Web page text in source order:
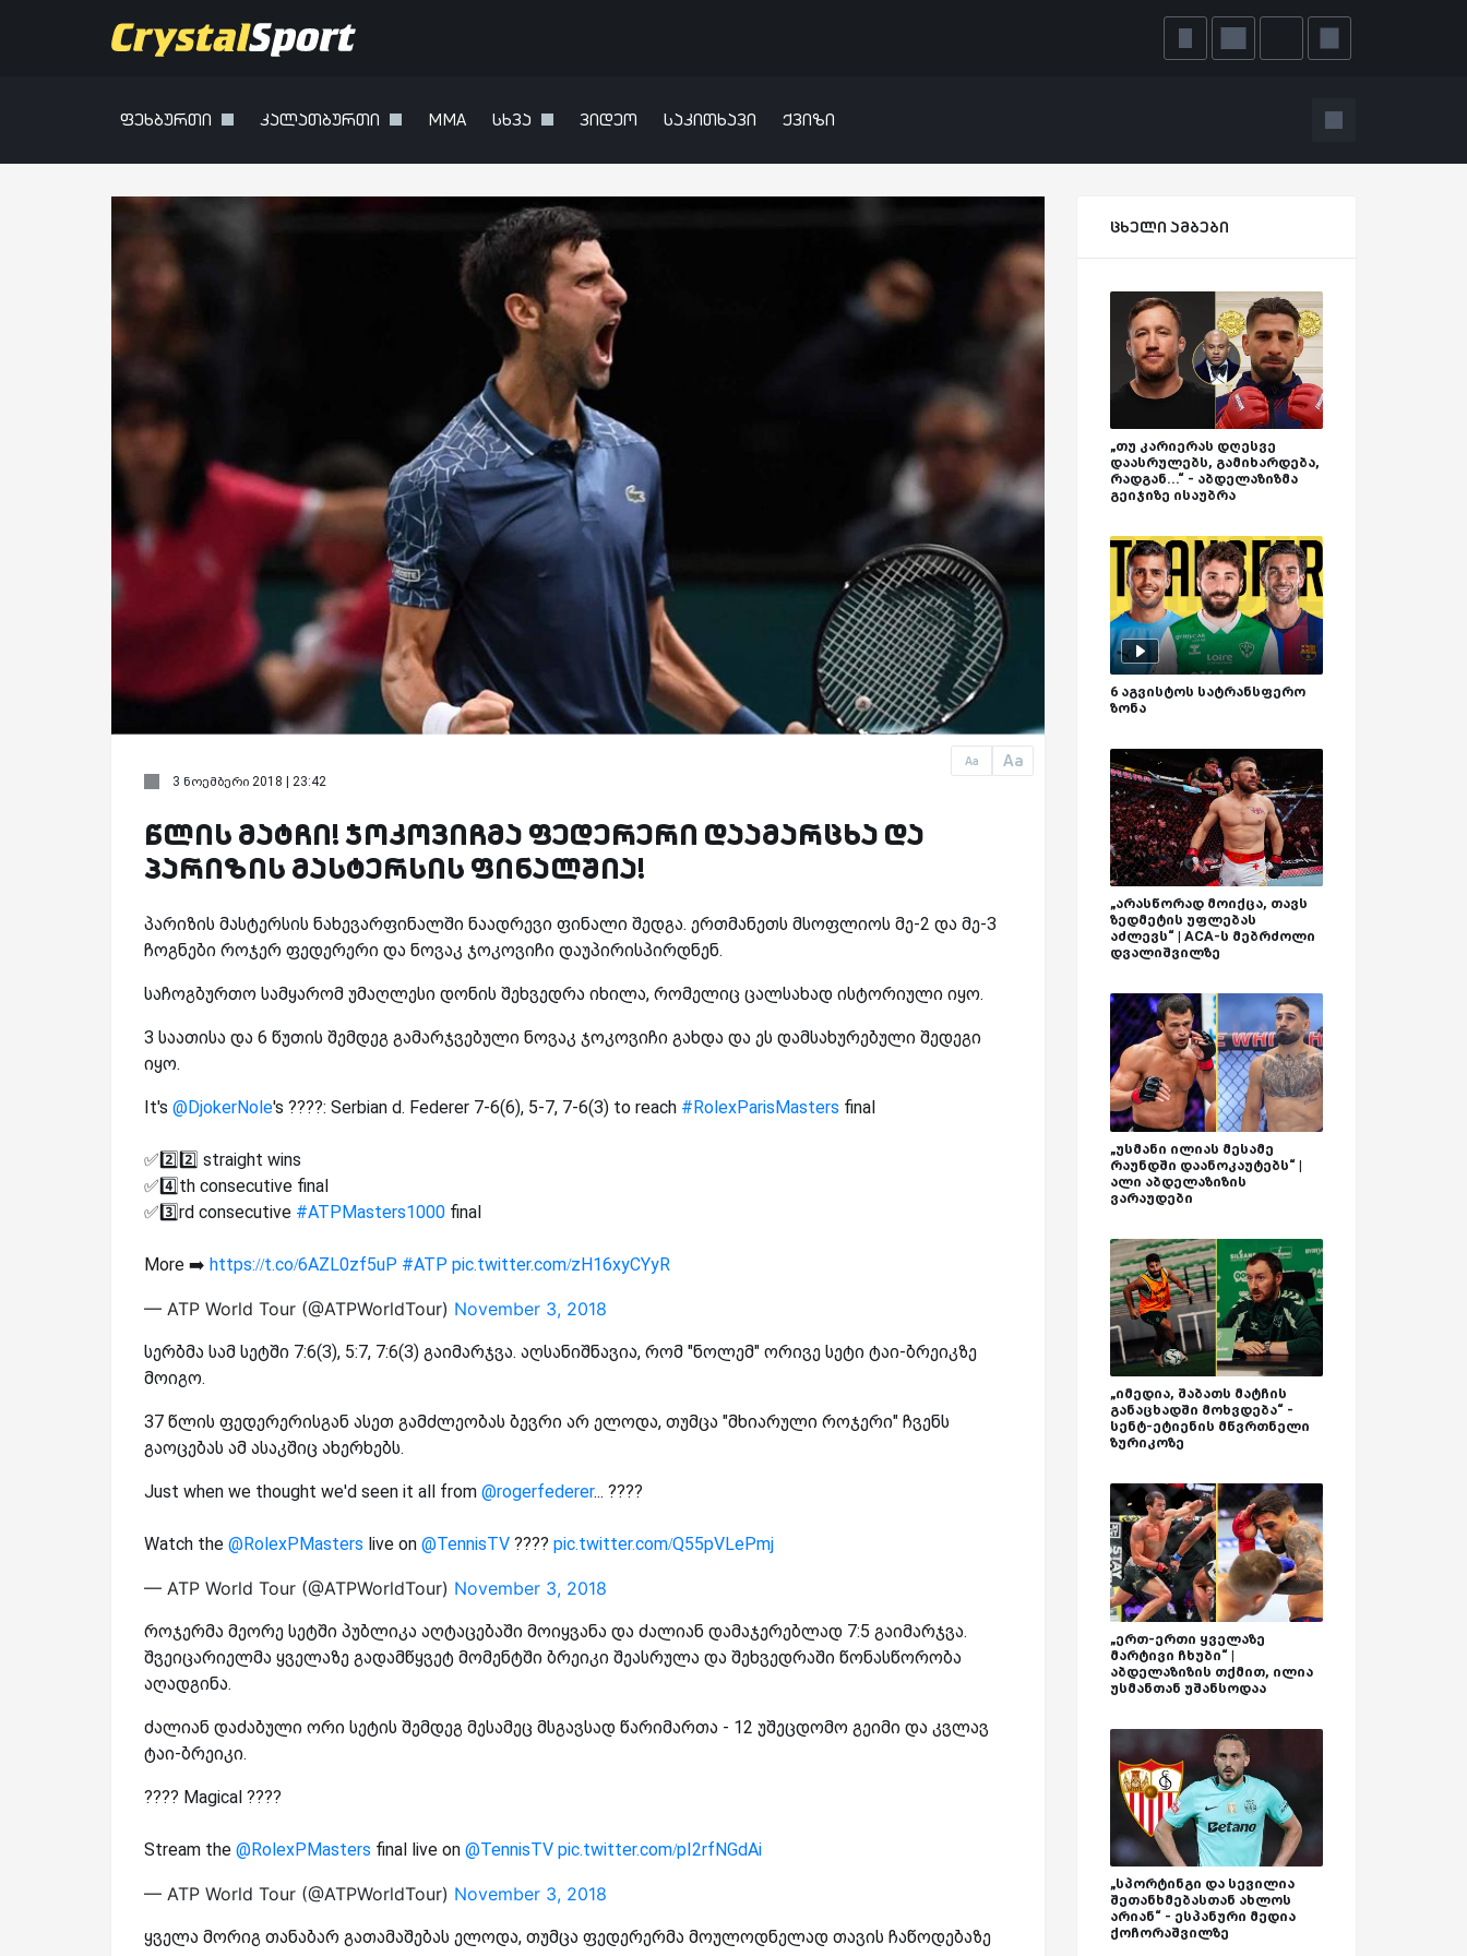
ფეხბურთი კალათბურთი MMA სხვა ვიდეო საკითხავი ქვიზი
Aa Aa
3 ნოემბერი 2018 | 23:42
წლის მატჩი! ჯოკოვიჩმა ფედერერი დაამარცხა და
პარიზის მასტერსის ფინალშია!
პარიზის მასტერსის ნახევარფინალში ნაადრევი ფინალი შედგა. ერთმანეთს მსოფლიოს მე-2 და მე-3
ჩოგნები როჯერ ფედერერი და ნოვაკ ჯოკოვიჩი დაუპირისპირდნენ.
საჩოგბურთო სამყარომ უმაღლესი დონის შეხვედრა იხილა, რომელიც ცალსახად ისტორიული იყო.
3 საათისა და 6 წუთის შემდეგ გამარჯვებული ნოვაკ ჯოკოვიჩი გახდა და ეს დამსახურებული შედეგი
იყო.
It's @DjokerNole's ????: Serbian d. Federer 7-6(6), 5-7, 7-6(3) to reach #RolexParisMasters final
✅2️⃣2️⃣ straight wins
✅4️⃣th consecutive final
✅3️⃣rd consecutive #ATPMasters1000 final
More ➡️ https://t.co/6AZL0zf5uP #ATP pic.twitter.com/zH16xyCYyR
— ATP World Tour (@ATPWorldTour) November 3, 2018
სერბმა სამ სეტში 7:6(3), 5:7, 7:6(3) გაიმარჯვა. აღსანიშნავია, რომ "ნოლემ" ორივე სეტი ტაი-ბრეიკზე
მოიგო.
37 წლის ფედერერისგან ასეთ გამძლეობას ბევრი არ ელოდა, თუმცა "მხიარული როჯერი" ჩვენს
გაოცებას ამ ასაკშიც ახერხებს.
Just when we thought we'd seen it all from @rogerfederer... ????
Watch the @RolexPMasters live on @TennisTV ???? pic.twitter.com/Q55pVLePmj
— ATP World Tour (@ATPWorldTour) November 3, 2018
როჯერმა მეორე სეტში პუბლიკა აღტაცებაში მოიყვანა და ძალიან დამაჯერებლად 7:5 გაიმარჯვა.
შვეიცარიელმა ყველაზე გადამწყვეტ მომენტში ბრეიკი შეასრულა და შეხვედრაში წონასწორობა
აღადგინა.
ძალიან დაძაბული ორი სეტის შემდეგ მესამეც მსგავსად წარიმართა - 12 უშეცდომო გეიმი და კვლავ
ტაი-ბრეიკი.
???? Magical ????
Stream the @RolexPMasters final live on @TennisTV pic.twitter.com/pI2rfNGdAi
— ATP World Tour (@ATPWorldTour) November 3, 2018
ყველა მორიგ თანაბარ გათამაშებას ელოდა, თუმცა ფედერერმა მოულოდნელად თავის ჩაწოდებაზე
ცხელი ამბები
„თუ კარიერას დღესვე
დაასრულებს, გამიხარდება,
რადგან...“ - აბდელაზიზმა
გეიჯიზე ისაუბრა
6 აგვისტოს სატრანსფერო
ზონა
„არასწორად მოიქცა, თავს
ზედმეტის უფლებას
აძლევს“ | ACA-ს მებრძოლი
დვალიშვილზე
„უსმანი ილიას მესამე
რაუნდში დაანოკაუტებს“ |
ალი აბდელაზიზის
ვარაუდები
„იმედია, შაბათს მატჩის
განაცხადში მოხვდება“ -
სენტ-ეტიენის მწვრთნელი
ზურიკოზე
„ერთ-ერთი ყველაზე
მარტივი ჩხუბი“ |
აბდელაზიზის თქმით, ილია
უსმანთან უშანსოდაა
„სპორტინგი და სევილია
შეთანხმებასთან ახლოს
არიან“ - ესპანური მედია
ქოჩორაშვილზე